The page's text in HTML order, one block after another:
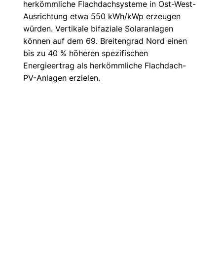
herkömmliche Flachdachsysteme in Ost-West-
Ausrichtung etwa 550 kWh/kWp erzeugen
würden. Vertikale bifaziale Solaranlagen
können auf dem 69. Breitengrad Nord einen
bis zu 40 % höheren spezifischen
Energieertrag als herkömmliche Flachdach-
PV-Anlagen erzielen.